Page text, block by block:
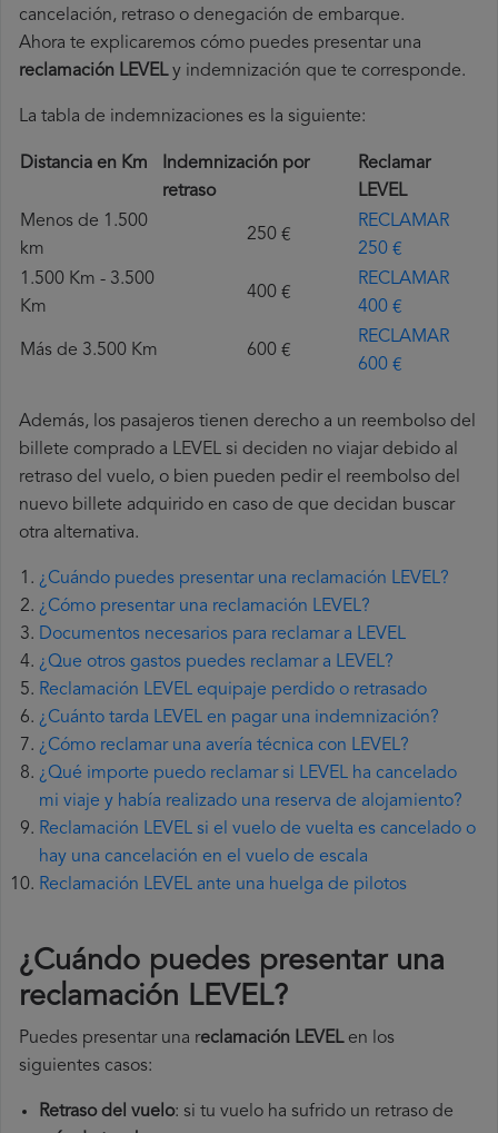
cancelación, retraso o denegación de embarque.
Ahora te explicaremos cómo puedes presentar una
reclamación LEVELy indemnización que te corresponde.
La tabla de indemnizaciones es la siguiente:
Distancia en Km
Indemnización por
retraso
Reclamar
LEVEL
Menos de 1.500
km
250 €
RECLAMAR
250 €
1.500 Km - 3.500
Km
400 €
RECLAMAR
400 €
Más de 3.500 Km 600 €
RECLAMAR
600 €
Además, los pasajeros tienen derecho a un reembolso del
billete comprado a LEVEL si deciden no viajar debido al
retraso del vuelo, o bien pueden pedir el reembolso del
nuevo billete adquirido en caso de que decidan buscar
otra alternativa.
¿Cuándo puedes presentar una reclamación LEVEL?
¿Cómo presentar una reclamación LEVEL?
Documentos necesarios para reclamar a LEVEL
¿Que otros gastos puedes reclamar a LEVEL?
Reclamación LEVEL equipaje perdido o retrasado
¿Cuánto tarda LEVEL en pagar una indemnización?
¿Cómo reclamar una avería técnica con LEVEL?
¿Qué importe puedo reclamar si LEVEL ha cancelado
mi viaje y había realizado una reserva de alojamiento?
Reclamación LEVEL si el vuelo de vuelta es cancelado o
hay una cancelación en el vuelo de escala
Reclamación LEVEL ante una huelga de pilotos
¿Cuándo puedes presentar una
reclamación LEVEL?
Puedes presentar una reclamación LEVELen los
siguientes casos:
Retraso del vuelo: si tu vuelo ha sufrido un retraso de